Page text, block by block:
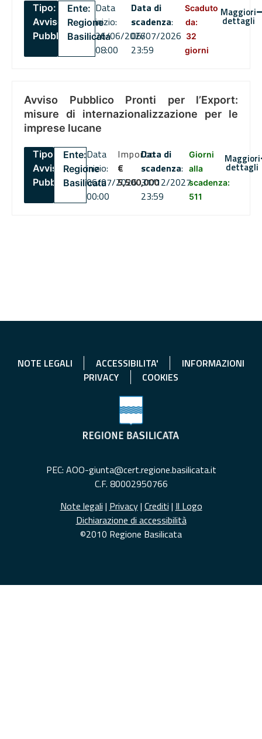
Tipo:
Avviso
Pubblico
Ente:
Regione
Basilicata
Data
inizio:
26/06/2026
08:00
Data di
scadenza:
06/07/2026
23:59
Scaduto
da:
32
giorni
Maggiori
dettagli
Avviso Pubblico Pronti per l’Export:
misure di internazionalizzazione per le
imprese lucane
Tipo:
Avviso
Pubblico
Ente:
Regione
Basilicata
Data
inizio:
06/07/2026
00:00
Importo
€
5,500,000
Data di
scadenza:
31/12/2027
23:59
Giorni
alla
scadenza:
511
Maggiori
dettagli
NOTE LEGALI ACCESSIBILITA'
INFORMAZIONI
PRIVACY
COOKIES
PEC: AOO-giunta@cert.regione.basilicata.it
C.F. 80002950766
Note legali | Privacy| Crediti | Il Logo
Dichiarazione di accessibilità
©2010 Regione Basilicata